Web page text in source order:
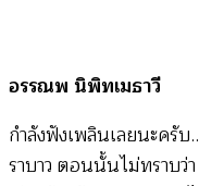
อรรณพ นิพิทเมธาวี
กำลังฟังเพลินเลยนะครั
ราบาว ตอนนั้นไม่ทราบว่